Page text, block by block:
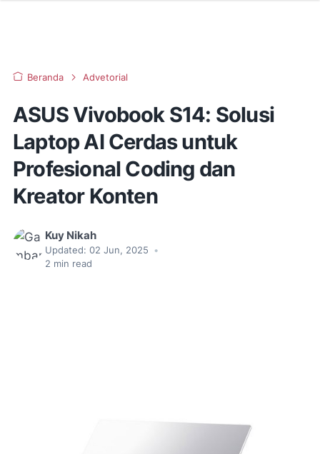
Beranda Advetorial
ASUS Vivobook S14: Solusi
Laptop AI Cerdas untuk
Profesional Coding dan
Kreator Konten
Kuy Nikah
Updated: 02 Jun, 2025
•
2 min read